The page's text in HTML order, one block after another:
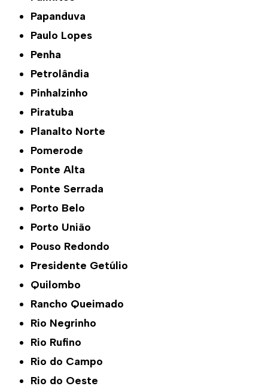
Papanduva
Paulo Lopes
Penha
Petrolândia
Pinhalzinho
Piratuba
Planalto Norte
Pomerode
Ponte Alta
Ponte Serrada
Porto Belo
Porto União
Pouso Redondo
Presidente Getúlio
Quilombo
Rancho Queimado
Rio Negrinho
Rio Rufino
Rio do Campo
Rio do Oeste